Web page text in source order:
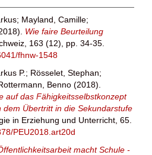
; Mayland, Camille;
Wie faire Beurteilung
163 (12), pp. 34-35.
fhnw-1548
P.; Rösselet, Stephan;
Benno (2018).
auf das Fähigkeitsselbstkonzept
dem Übertritt in die Sekundarstufe
in Erziehung und Unterricht, 65.
PEU2018.art20d
macht Schule -